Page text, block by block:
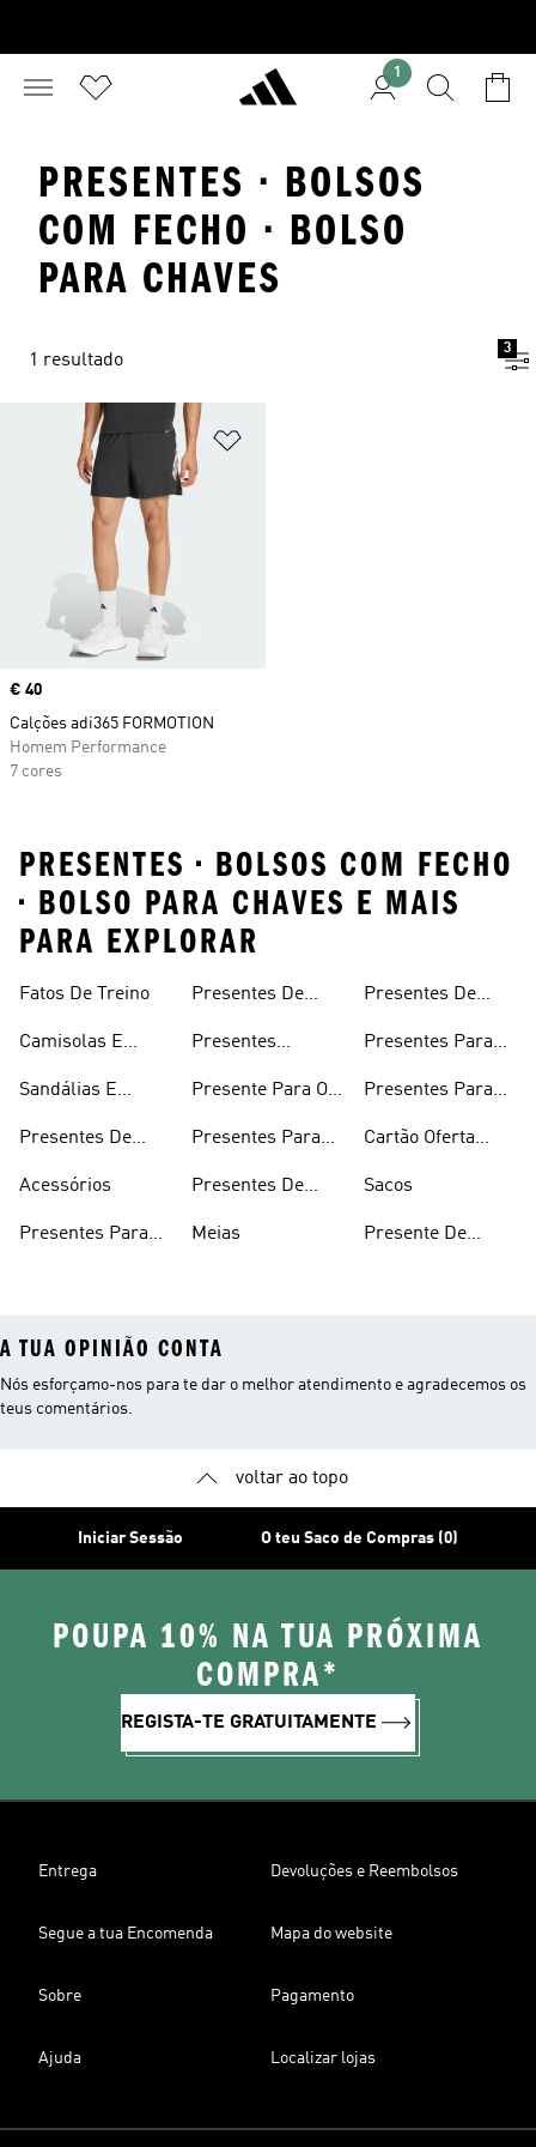
1
PRESENTES · BOLSOS
COM FECHO · BOLSO
PARA CHAVES
1 resultado
3
Price
€ 40
Calções adi365 FORMOTION
Homem Performance
7 cores
PRESENTES • BOLSOS COM FECHO
• BOLSO PARA CHAVES E MAIS
PARA EXPLORAR
Fatos De Treino
Camisolas E
Capuz
Sandálias E
Presentes De
Acessórios
Presentes Para
Presentes De
Presentes
Presente Para O
Namorados
Presentes Para
Presentes De
Meias
Presentes De
Presentes Para
Presentes Para
Cartão Oferta
Sacos
Presente De
A TUA OPINIÃO CONTA
Nós esforçamo-nos para te dar o melhor atendimento e agradecemos os
teus comentários.
voltar ao topo
Iniciar Sessão O teu Saco de Compras (0)
POUPA 10% NA TUA PRÓXIMA
COMPRA*
REGISTA-TE GRATUITAMENTE
Entrega Devoluções e Reembolsos
Segue a tua Encomenda Mapa do website
Sobre Pagamento
Ajuda Localizar lojas